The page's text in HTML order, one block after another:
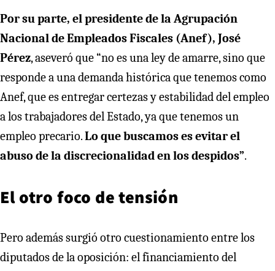
Por su parte, el presidente de la Agrupación
Nacional de Empleados Fiscales (Anef), José
Pérez, aseveró que “no es una ley de amarre, sino que
responde a una demanda histórica que tenemos como
Anef, que es entregar certezas y estabilidad del empleo
a los trabajadores del Estado, ya que tenemos un
empleo precario.Lo que buscamos es evitar el
abuso de la discrecionalidad en los despidos”.
El otro foco de tensión
Pero además surgió otro cuestionamiento entre los
diputados de la oposición: el financiamiento del